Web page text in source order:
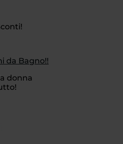
da Bagno!!
donna